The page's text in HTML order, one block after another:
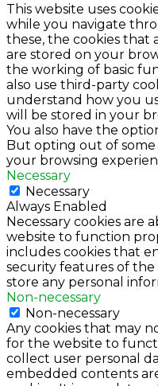
This website uses
while you navigate
these, the cookies that
are stored on your
the working of basic
also use third-party
understand how you
will be stored in your
You also have the
But opting out of some
your browsing
Necessary
Necessary
Always Enabled
Necessary cookies are
website to function
includes cookies that
security features of the
store any personal
Non-necessary
Non-necessary
Any cookies that may
for the website to
collect user personal
embedded contents